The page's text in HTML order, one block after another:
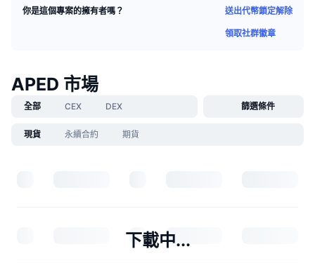
你是這個專案的擁有者嗎？ 送出代幣鎖定解除
領取社群徽章
APED 市場
全部 CEX DEX
現貨 永續合約 期貨
篩選條件
下載中...